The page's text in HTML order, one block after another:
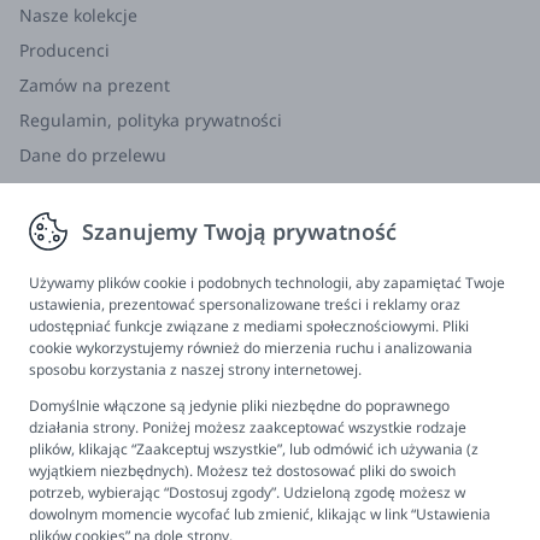
szmatki nanieś wodę na okno.
Delikatnie przyłóż błyszczącą stronę rolety do okna na
żądanej wysokości, a resztę wygładź dłonią lub kartą
kredytową.
Pojawiły się bąbelki powietrza? Nie stresuj się, po
prostu oderwij i nałóż roletę ponownie.
Jak usunąć roletę z okna:
odrywając go do siebie. Możesz złożyć lub zwinąć, aby
że roleta i okno są czyste podczas ponownego
zakładania.
Wskazówka:W przypadku okien narażonych na
bezpośrednie działanie promieni słonecznych przez
większą część dnia zalecamy przycięcie nieco
większych arkuszy rolet – należy dodać kilka
centymetrów więcej niż jest to potrzebne. Dzięki temu
można zakleić wszystkie szczeliny okien. Dodatkowo
Nasze kolekcje
Producenci
Zamów na prezent
Regulamin, polityka prywatności
Dane do przelewu
Zwroty, wymiana, reklamacja
Informacje
Program lojalnościowy
FAQ - najczęściej zadawane pytania
Newsletter
Ustawienia plików cookies
Biuro obsługi klienta
Pon. - Pt. 9:00 - 16:00
Szanujemy Twoją prywatność
Używamy plików cookie i podobnych technologii, aby zapamiętać Twoje
ustawienia, prezentować spersonalizowane treści i reklamy oraz
udostępniać funkcje związane z mediami społecznościowymi. Pliki
cookie wykorzystujemy również do mierzenia ruchu i analizowania
sposobu korzystania z naszej strony internetowej.
Domyślnie włączone są jedynie pliki niezbędne do poprawnego
działania strony. Poniżej możesz zaakceptować wszystkie rodzaje
plików, klikając “Zaakceptuj wszystkie”, lub odmówić ich używania (z
wyjątkiem niezbędnych). Możesz też dostosować pliki do swoich
potrzeb, wybierając “Dostosuj zgody”. Udzieloną zgodę możesz w
dowolnym momencie wycofać lub zmienić, klikając w link “Ustawienia
plików cookies” na dole strony.